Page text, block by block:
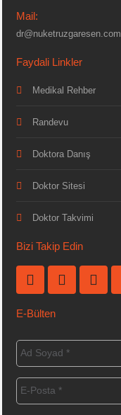
Mail:
dr@nuketruzgaresen.com
Faydali Linkler
Medikal Rehber
Randevu
Doktora Danış
Doktor Sitesi
Doktor Takvimi
Bizi Takip Edin
E-Bülten